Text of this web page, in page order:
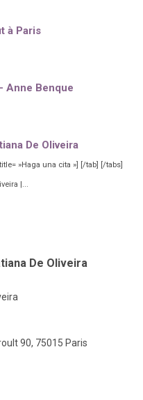
à Paris
Anne Benque
De Oliveira
»Haga una cita »] [/tab] [/tabs]
|...
De Oliveira
90, 75015 Paris